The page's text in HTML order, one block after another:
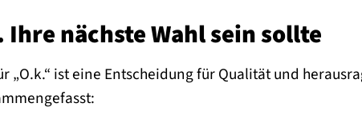
Ihre nächste Wahl sein sollte
„O.k.“ ist eine Entscheidung für Qualität und